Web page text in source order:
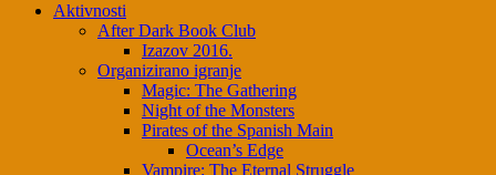
Aktivnosti
After Dark Book Club
Izazov 2016.
Organizirano igranje
Magic: The Gathering
Night of the Monsters
Pirates of the Spanish Main
Ocean’s Edge
Vampire: The Eternal Struggle